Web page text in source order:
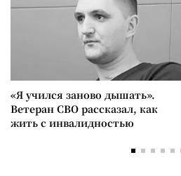
«Я учился заново дышать».
Ветеран СВО рассказал, как
жить с инвалидностью